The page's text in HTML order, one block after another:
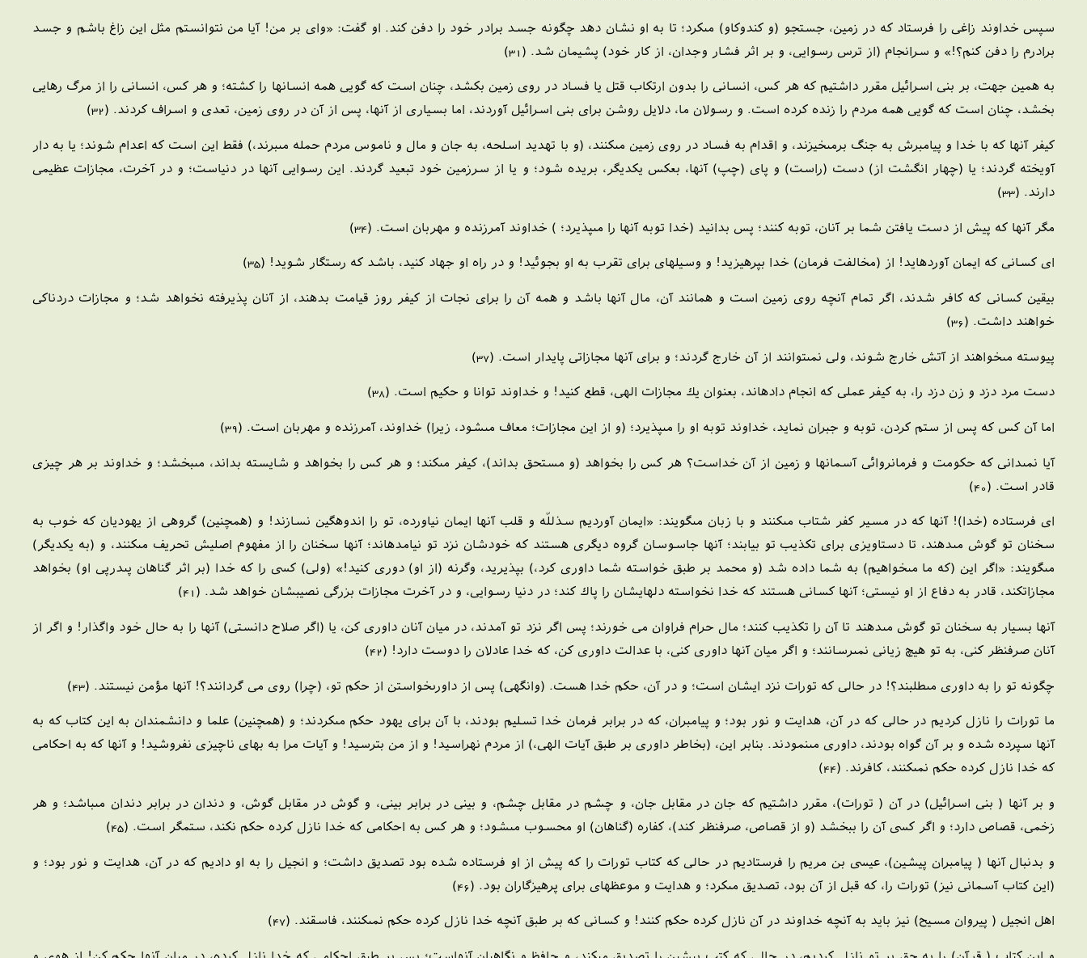
سپس خداوند زاغى را فرستاد كه در زمين، جستجو (و كندوكاو) مى‏كرد؛ تا به او نشان دهد چگونه جسد برادر خود را دفن كند. او گفت: «واى بر من! آيا من نتوانستم مثل اين زاغ باشم و جسد
برادرم را دفن كنم؟!» و سرانجام (از ترس رسوايى، و بر اثر فشار وجدان، از كار خود) پشيمان شد. (31)
به همين جهت، بر بنى اسرائيل مقرر داشتيم كه هر كس، انسانى را بدون ارتكاب قتل يا فساد در روى زمين بكشد، چنان است كه گويى همه انسانها را كشته؛ و هر كس، انسانى را از مرگ رهايى
بخشد، چنان است كه گويى همه مردم را زنده كرده است. و رسولان ما، دلايل روشن براى بنى اسرائيل آوردند، اما بسيارى از آنها، پس از آن در روى زمين، تعدى و اسراف كردند. (32)
كيفر آنها كه با خدا و پيامبرش به جنگ برمى‏خيزند، و اقدام به فساد در روى زمين مى‏كنند، (و با تهديد اسلحه، به جان و مال و ناموس مردم حمله مى‏برند،) فقط اين است كه اعدام شوند؛ يا به دار
آويخته گردند؛ يا (چهار انگشت از) دست (راست) و پاى (چپ) آنها، بعكس يكديگر، بريده شود؛ و يا از سرزمين خود تبعيد گردند. اين رسوايى آنها در دنياست؛ و در آخرت، مجازات عظيمى
دارند. (33)
مگر آنها كه پيش از دست يافتن شما بر آنان، توبه كنند؛ پس بدانيد (خدا توبه آنها را مى‏پذيرد؛ ) خداوند آمرزنده و مهربان است. (34)
اى كسانى كه ايمان آورده‏ايد! از (مخالفت فرمان) خدا بپرهيزيد! و وسيله‏اى براى تقرب به او بجوئيد! و در راه او جهاد كنيد، باشد كه رستگار شويد! (35)
بيقين كسانى كه كافر شدند، اگر تمام آنچه روى زمين است و همانند آن، مال آنها باشد و همه آن را براى نجات از كيفر روز قيامت بدهند، از آنان پذيرفته نخواهد شد؛ و مجازات دردناكى
خواهند داشت. (36)
پيوسته مى‏خواهند از آتش خارج شوند، ولى نمى‏توانند از آن خارج گردند؛ و براى آنها مجازاتى پايدار است. (37)
دست مرد دزد و زن دزد را، به كيفر عملى كه انجام داده‏اند، بعنوان يك مجازات الهى، قطع كنيد! و خداوند توانا و حكيم است. (38)
اما آن كس كه پس از ستم كردن، توبه و جبران نمايد، خداوند توبه او را مى‏پذيرد؛ (و از اين مجازات؛ معاف مى‏شود، زيرا) خداوند، آمرزنده و مهربان است. (39)
آيا نمى‏دانى كه حكومت و فرمانروائى آسمانها و زمين از آن خداست؟ هر كس را بخواهد (و مستحق بداند)، كيفر مى‏كند؛ و هر كس را بخواهد و شايسته بداند، مى‏بخشد؛ و خداوند بر هر چيزى
قادر است. (40)
اى فرستاده (خدا)! آنها كه در مسير كفر شتاب مى‏كنند و با زبان مى‏گويند: «ايمان آورديم س‏ذللّه و قلب آنها ايمان نياورده، تو را اندوهگين نسازند! و (همچنين) گروهى از يهوديان كه خوب به
سخنان تو گوش مى‏دهند، تا دستاويزى براى تكذيب تو بيابند؛ آنها جاسوسان گروه ديگرى هستند كه خودشان نزد تو نيامده‏اند؛ آنها سخنان را از مفهوم اصليش تحريف مى‏كنند، و (به يكديگر)
مى‏گويند: «اگر اين (كه ما مى‏خواهيم) به شما داده شد (و محمد بر طبق خواسته شما داورى كرد،) بپذيريد، وگرنه (از او) دورى كنيد!» (ولى) كسى را كه خدا (بر اثر گناهان پى‏درپى او) بخواهد
مجازات‏كند، قادر به دفاع از او نيستى؛ آنها كسانى هستند كه خدا نخواسته دلهايشان را پاك كند؛ در دنيا رسوايى، و در آخرت مجازات بزرگى نصيبشان خواهد شد. (41)
آنها بسيار به سخنان تو گوش مى‏دهند تا آن را تكذيب كنند؛ مال حرام فراوان مى خورند؛ پس اگر نزد تو آمدند، در ميان آنان داورى كن، يا (اگر صلاح دانستى) آنها را به حال خود واگذار! و اگر از
آنان صرف‏نظر كنى، به تو هيچ زيانى نمى‏رسانند؛ و اگر ميان آنها داورى كنى، با عدالت داورى كن، كه خدا عادلان را دوست دارد! (42)
چگونه تو را به داورى مى‏طلبند؟! در حالى كه تورات نزد ايشان است؛ و در آن، حكم خدا هست. (وانگهى) پس از داورى‏خواستن از حكم تو، (چرا) روى مى گردانند؟! آنها مؤمن نيستند. (43)
ما تورات را نازل كرديم در حالى كه در آن، هدايت و نور بود؛ و پيامبران، كه در برابر فرمان خدا تسليم بودند، با آن براى يهود حكم مى‏كردند؛ و (همچنين) علما و دانشمندان به اين كتاب كه به
آنها سپرده شده و بر آن گواه بودند، داورى مى‏نمودند. بنابر اين، (بخاطر داورى بر طبق آيات الهى،) از مردم نهراسيد! و از من بترسيد! و آيات مرا به بهاى ناچيزى نفروشيد! و آنها كه به احكامى
كه خدا نازل كرده حكم نمى‏كنند، كافرند. (44)
و بر آنها ( بنى اسرائيل) در آن ( تورات)، مقرر داشتيم كه جان در مقابل جان، و چشم در مقابل چشم، و بينى در برابر بينى، و گوش در مقابل گوش، و دندان در برابر دندان مى‏باشد؛ و هر
زخمى، قصاص دارد؛ و اگر كسى آن را ببخشد (و از قصاص، صرف‏نظر كند)، كفاره (گناهان) او محسوب مى‏شود؛ و هر كس به احكامى كه خدا نازل كرده حكم نكند، ستمگر است. (45)
و بدنبال آنها ( پيامبران پيشين)، عيسى بن مريم را فرستاديم در حالى كه كتاب تورات را كه پيش از او فرستاده شده بود تصديق داشت؛ و انجيل را به او داديم كه در آن، هدايت و نور بود؛ و
(اين كتاب آسمانى نيز) تورات را، كه قبل از آن بود، تصديق مى‏كرد؛ و هدايت و موعظه‏اى براى پرهيزگاران بود. (46)
اهل انجيل ( پيروان مسيح) نيز بايد به آنچه خداوند در آن نازل كرده حكم كنند! و كسانى كه بر طبق آنچه خدا نازل كرده حكم نمى‏كنند، فاسقند. (47)